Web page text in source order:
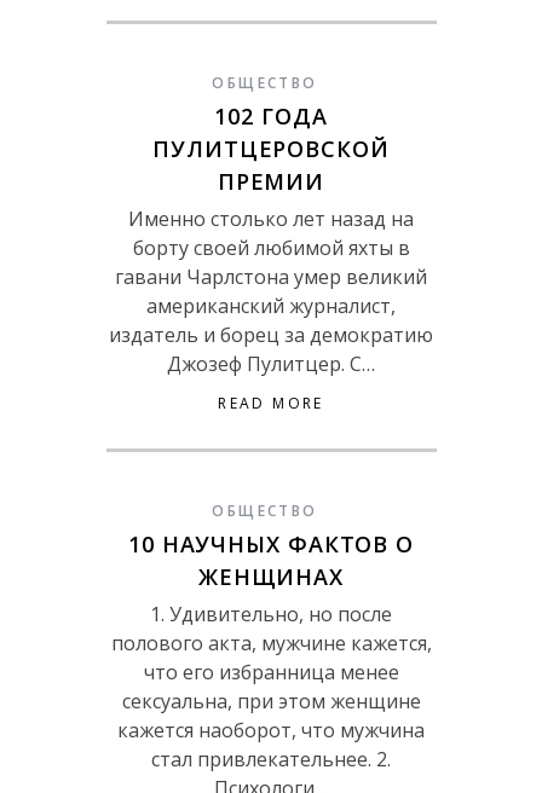
ОБЩЕСТВО
102 ГОДА
ПУЛИТЦЕРОВСКОЙ
ПРЕМИИ
Именно столько лет назад на
борту своей любимой яхты в
гавани Чарлстона умер великий
американский журналист,
издатель и борец за демократию
Джозеф Пулитцер. С…
READ MORE
ОБЩЕСТВО
10 НАУЧНЫХ ФАКТОВ О
ЖЕНЩИНАХ
1. Удивительно, но после
полового акта, мужчине кажется,
что его избранница менее
сексуальна, при этом женщине
кажется наоборот, что мужчина
стал привлекательнее. 2.